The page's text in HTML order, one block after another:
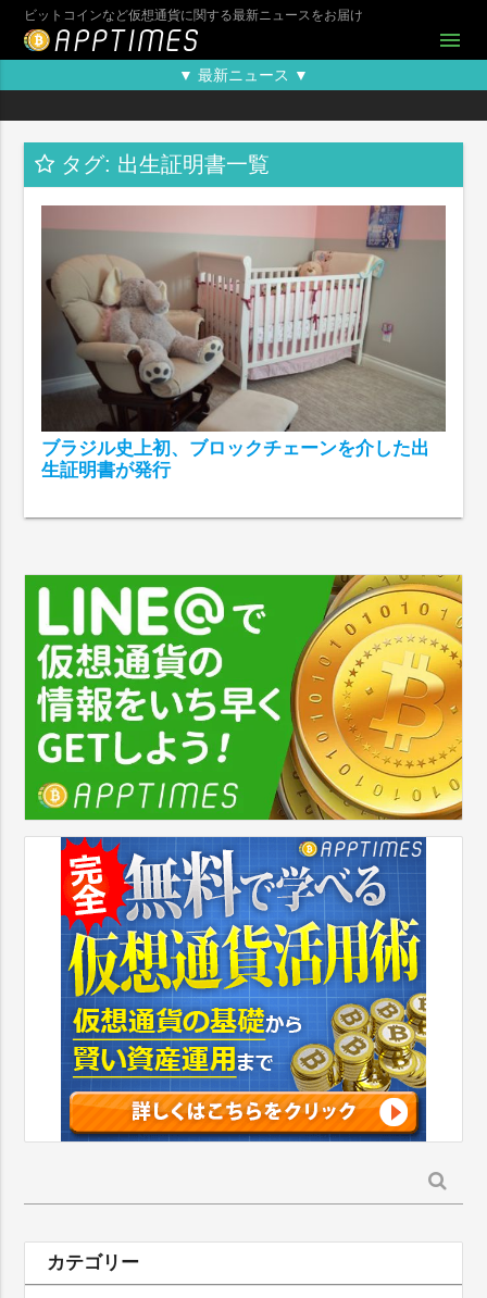
ビットコインなど仮想通貨に関する最新ニュースをお届け
menu
▼ 最新ニュース ▼
タグ: 出生証明書一覧
ブラジル史上初、ブロックチェーンを介した出
生証明書が発行
索:
カテゴリー